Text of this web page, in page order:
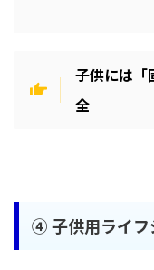
子供には
全
④ 子供用ライフ